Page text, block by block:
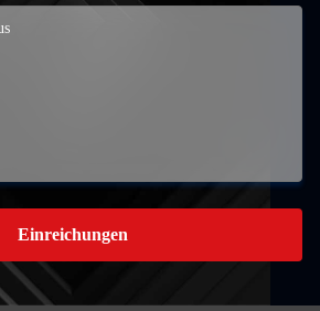
Einreichungen